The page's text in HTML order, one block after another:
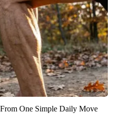
One Simple Daily Move